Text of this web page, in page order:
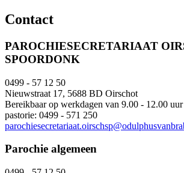
Contact
PAROCHIESECRETARIAAT
SPOORDONK
0499 - 57 12 50
Nieuwstraat 17, 5688 BD Oirschot
Bereikbaar op werkdagen van 9.00 - 12.00 uur
pastorie: 0499 - 571 250
Parochie algemeen